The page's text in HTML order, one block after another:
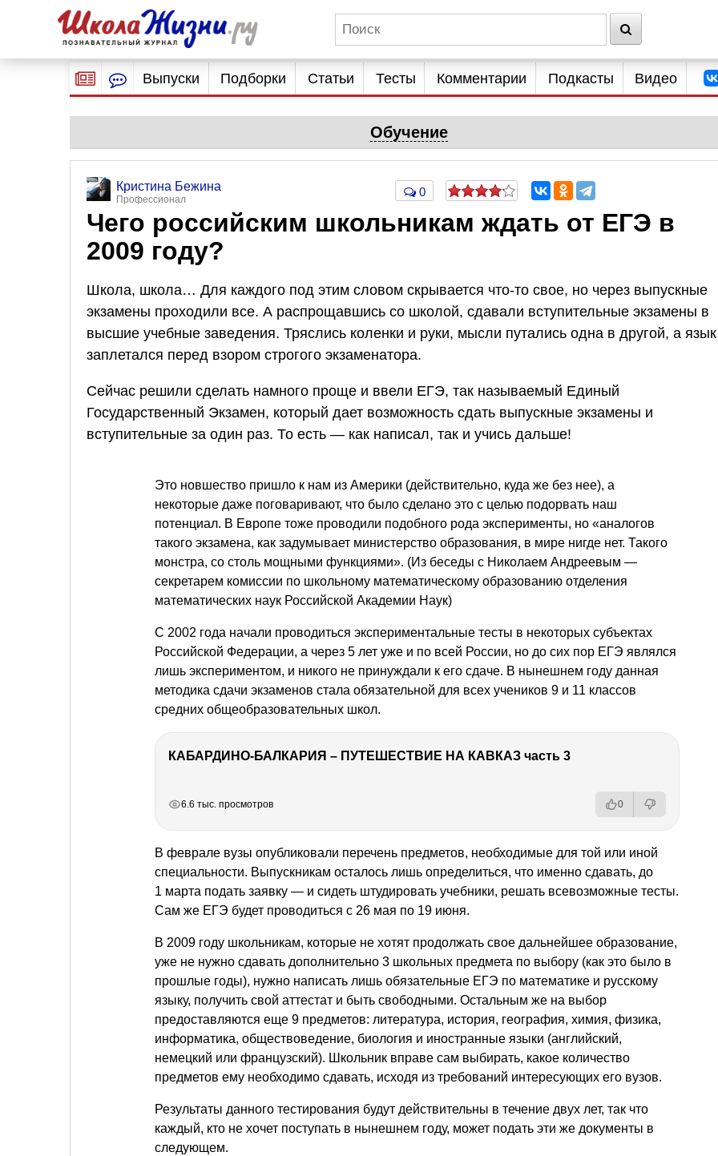
Выпуски Подборки Статьи Тесты Комментарии Подкасты Видео
Обучение
Кристина Бежина
Профессионал
0
Чего российским школьникам ждать от ЕГЭ в
2009 году?
Школа, школа… Для каждого под этим словом скрывается что-то свое, но через выпускные
экзамены проходили все. А распрощавшись со школой, сдавали вступительные экзамены в
высшие учебные заведения. Тряслись коленки и руки, мысли путались одна в другой, а язык
заплетался перед взором строгого экзаменатора.
Сейчас решили сделать намного проще и ввели ЕГЭ, так называемый Единый
Государственный Экзамен, который дает возможность сдать выпускные экзамены и
вступительные за один раз. То есть — как написал, так и учись дальше!
Это новшество пришло к нам из Америки (действительно, куда же без нее), а
некоторые даже поговаривают, что было сделано это с целью подорвать наш
потенциал. В Европе тоже проводили подобного рода эксперименты, но «аналогов
такого экзамена, как задумывает министерство образования, в мире нигде нет. Такого
монстра, со столь мощными функциями». (Из беседы с Николаем Андреевым —
секретарем комиссии по школьному математическому образованию отделения
математических наук Российской Академии Наук)
С 2002 года начали проводиться экспериментальные тесты в некоторых субъектах
Российской Федерации, а через 5 лет уже и по всей России, но до сих пор ЕГЭ являлся
лишь экспериментом, и никого не принуждали к его сдаче. В нынешнем году данная
методика сдачи экзаменов стала обязательной для всех учеников 9 и 11 классов
средних общеобразовательных школ.
КАБАРДИНО-БАЛКАРИЯ – ПУТЕШЕСТВИЕ НА КАВКАЗ часть 3
6.6 тыс. просмотров 0
В феврале вузы опубликовали перечень предметов, необходимые для той или иной
специальности. Выпускникам осталось лишь определиться, что именно сдавать, до
1 марта подать заявку — и сидеть штудировать учебники, решать всевозможные тесты.
Сам же ЕГЭ будет проводиться с 26 мая по 19 июня.
В 2009 году школьникам, которые не хотят продолжать свое дальнейшее образование,
уже не нужно сдавать дополнительно 3 школьных предмета по выбору (как это было в
прошлые годы), нужно написать лишь обязательные ЕГЭ по математике и русскому
языку, получить свой аттестат и быть свободными. Остальным же на выбор
предоставляются еще 9 предметов: литература, история, география, химия, физика,
информатика, обществоведение, биология и иностранные языки (английский,
немецкий или французский). Школьник вправе сам выбирать, какое количество
предметов ему необходимо сдавать, исходя из требований интересующих его вузов.
Результаты данного тестирования будут действительны в течение двух лет, так что
каждый, кто не хочет поступать в нынешнем году, может подать эти же документы в
следующем.